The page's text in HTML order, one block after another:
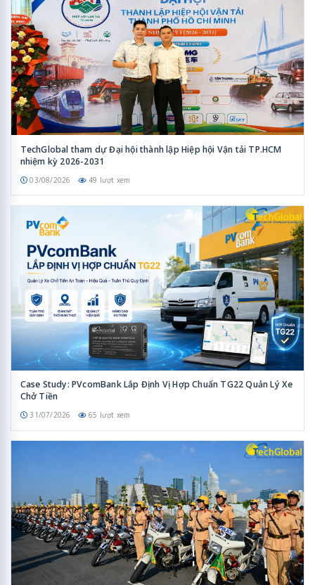
TechGlobal tham dự Đại hội thành lập Hiệp hội Vận tải TP.HCM
nhiệm kỳ 2026-2031
03/08/2026 49 lượt xem
Case Study: PVcomBank Lắp Định Vị Hợp Chuẩn TG22 Quản Lý Xe
Chở Tiền
31/07/2026 65 lượt xem